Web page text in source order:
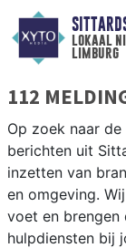
lokaal
limburg
112
Op zoek naar
berichten uit
inzetten van
en omgeving.
voet en brengen
hulpdiensten bij